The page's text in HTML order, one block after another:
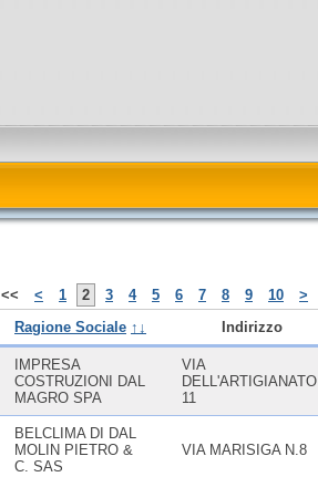
<< < 1 2 3 4 5 6 7 8 9 10 >
Ragione Sociale ↑↓ Indirizzo
IMPRESA
COSTRUZIONI DAL
MAGRO SPA
VIA
DELL'ARTIGIANATO
11
BELCLIMA DI DAL
MOLIN PIETRO &
C. SAS
VIA MARISIGA N.8